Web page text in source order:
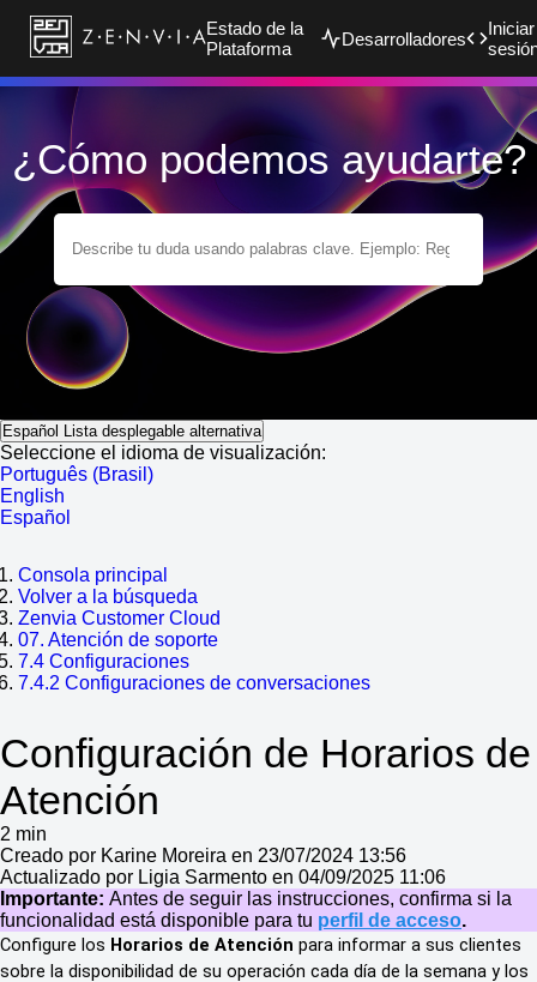
Estado de la
Plataforma
Desarrolladores
Iniciar
¿Cómo podemos ayudarte?
Español Lista desplegable alternativa
Seleccione el idioma de visualización:
Português (Brasil)
English
Español
Consola principal
Volver a la búsqueda
Zenvia Customer Cloud
07. Atención de soporte
7.4 Configuraciones
7.4.2 Configuraciones de conversaciones
Configuración de Horarios de
Atención
2 min
Creado por Karine Moreira en 23/07/2024 13:56
Actualizado por Ligia Sarmento en 04/09/2025 11:06
Importante: Antes de seguir las instrucciones, confirma si la
funcionalidad está disponible para tu perfil de acceso.
Configure los Horarios de Atención para informar a sus clientes
sobre la disponibilidad de su operación cada día de la semana y los